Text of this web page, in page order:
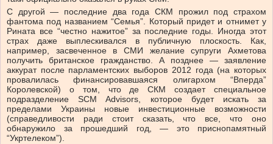
С другой — последние два года СКМ прожил под страхом
фантома под названием “Семья”. Который придет и отнимет у
Рината все “честно нажитое” за последние годы. Иногда этот
страх даже выплескивался в публичную плоскость. Как,
например, засвеченное в СМИ желание супруги Ахметова
получить британское гражданство. А позднее — заявление
аккурат после парламентских выборов 2012 года (на которых
провалилась финансировавшаяся олигархом “Вперда”
Королевской) о том, что де СКМ создает специальное
подразделение SCM Advisors, которое будет искать за
пределами Украины новые инвестиционные возможности
(справедливости ради стоит сказать, что все, что оно
обнаружило за прошедший год, — это приснопамятный
“Укртелеком”).